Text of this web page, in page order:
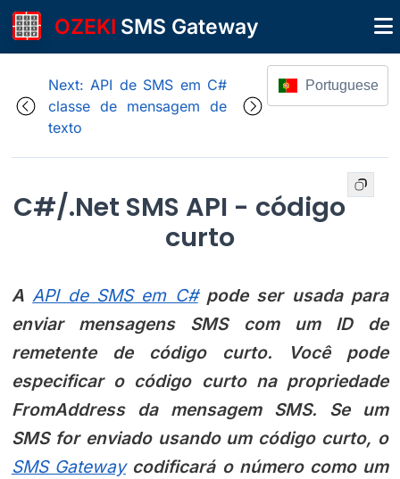
OZEKI SMS Gateway
Next: API de SMS em C#
classe de mensagem de
texto
Portuguese
C#/.Net SMS API - código
curto
AAPI de SMS em C#pode ser usada para
enviar mensagens SMS com um ID de
remetente de código curto. Você pode
especificar o código curto na propriedade
FromAddress da mensagem SMS. Se um
SMS for enviado usando um código curto, o
SMS Gatewaycodificará o número como um